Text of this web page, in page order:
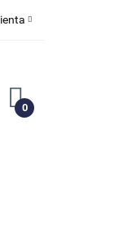
się
0